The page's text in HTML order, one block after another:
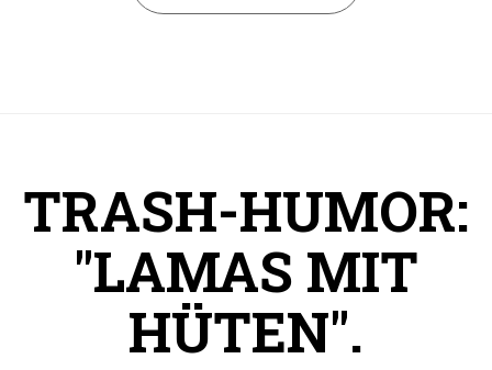
TRASH-HUMOR:
"LAMAS MIT
HÜTEN".